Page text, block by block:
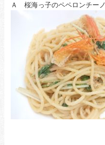
Ａ 桜海っ子のペペロンチーノ